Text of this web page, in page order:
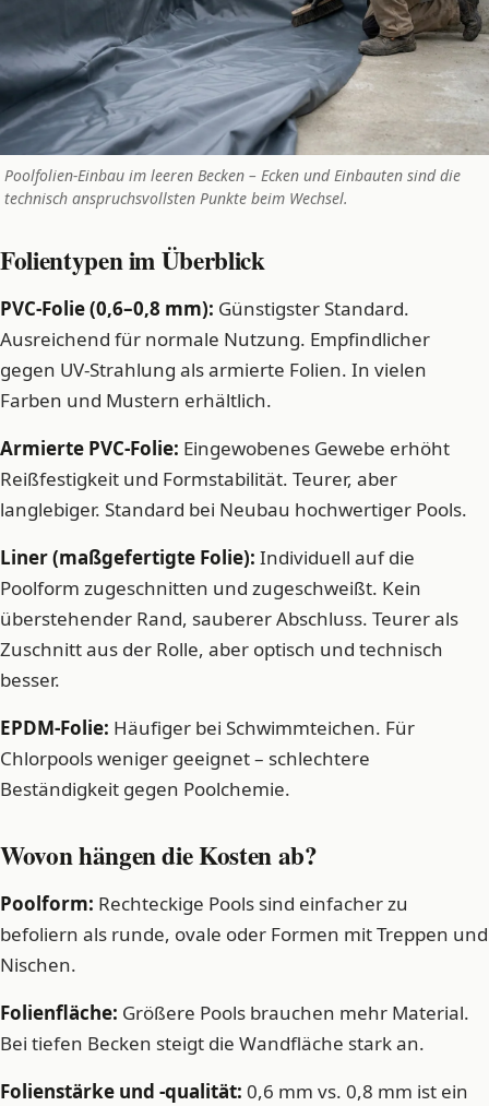
Poolfolien-Einbau im leeren Becken – Ecken und Einbauten sind die
technisch anspruchsvollsten Punkte beim Wechsel.
Folientypen im Überblick
PVC-Folie (0,6–0,8 mm): Günstigster Standard.
Ausreichend für normale Nutzung. Empfindlicher
gegen UV-Strahlung als armierte Folien. In vielen
Farben und Mustern erhältlich.
Armierte PVC-Folie: Eingewobenes Gewebe erhöht
Reißfestigkeit und Formstabilität. Teurer, aber
langlebiger. Standard bei Neubau hochwertiger Pools.
Liner (maßgefertigte Folie): Individuell auf die
Poolform zugeschnitten und zugeschweißt. Kein
überstehender Rand, sauberer Abschluss. Teurer als
Zuschnitt aus der Rolle, aber optisch und technisch
besser.
EPDM-Folie: Häufiger bei Schwimmteichen. Für
Chlorpools weniger geeignet – schlechtere
Beständigkeit gegen Poolchemie.
Wovon hängen die Kosten ab?
Poolform: Rechteckige Pools sind einfacher zu
befoliern als runde, ovale oder Formen mit Treppen und
Nischen.
Folienfläche: Größere Pools brauchen mehr Material.
Bei tiefen Becken steigt die Wandfläche stark an.
Folienstärke und -qualität: 0,6 mm vs. 0,8 mm ist ein